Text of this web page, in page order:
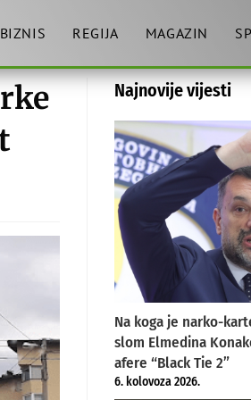
BIZNIS REGIJA MAGAZIN
Najnovije vijesti
Na koga je narko-
slom Elmedina
afere “Black Tie 2”
6. kolovoza 2026.